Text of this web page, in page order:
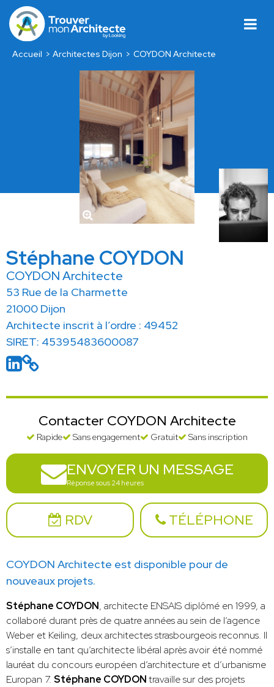
Accueil Architectes Dijon COYDON Architecte
Stéphane COYDON
COYDON Architecte
53 Rue de la Charmette
21000 Dijon
Architecte inscrit à l’ordre : 49452
SIRET: 45395483600087
Contacter COYDON Architecte
Rapide Sans engagement Gratuit Sans inscription
ENVOYER UN MESSAGE
Réponse sous 24 heures
RDV TÉLÉPHONE
COYDON Architecte est disponible pour de
nouveaux projets.
Stéphane COYDON, architecte ENSAIS diplômé en 1999, a
collaboré durant près de quatre années au sein de l’agence
Weber et Keiling, deux architectes strasbourgeois reconnus. Il
s’installe en tant qu’architecte libéral après avoir été nommé
lauréat du concours européen d’architecture et d’urbanisme
Europan 7. Stéphane COYDONtravaille sur des projets